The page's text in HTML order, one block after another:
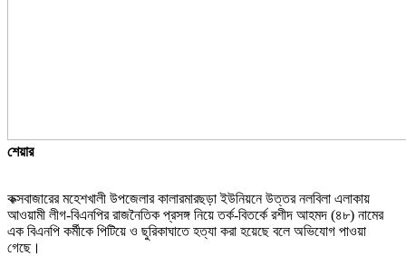
শেয়ার
কক্সবাজারের মহেশখালী উপজেলার কালারমারছড়া ইউনিয়নে উত্তর নলবিলা এলাকায়
আওয়ামী লীগ-বিএনপির রাজনৈতিক প্রসঙ্গ নিয়ে তর্ক-বিতর্কে রশীদ আহমদ (৪৮) নামের
এক বিএনপি কর্মীকে পিটিয়ে ও ছুরিকাঘাতে হত্যা করা হয়েছে বলে অভিযোগ পাওয়া
গেছে।